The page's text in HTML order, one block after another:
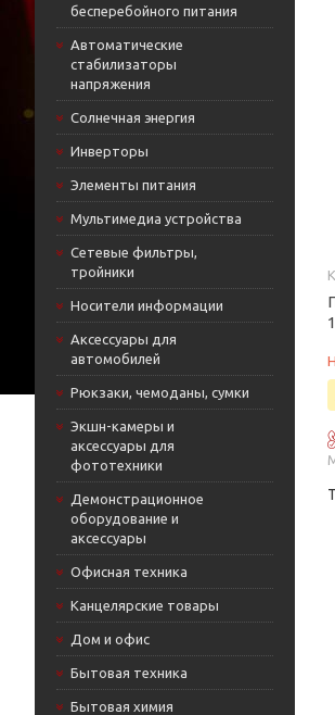
бесперебойного питания
Автоматические
стабилизаторы
напряжения
Солнечная энергия
Инверторы
Элементы питания
Мультимедиа устройства
Сетевые фильтры,
тройники
Носители информации
Аксессуары для
автомобилей
Рюкзаки, чемоданы, сумки
Экшн-камеры и
аксессуары для
фототехники
Демонстрационное
оборудование и
аксессуары
Офисная техника
Канцелярские товары
Дом и офис
Бытовая техника
Бытовая химия